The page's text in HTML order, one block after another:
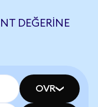
DEĞERINE
OVR